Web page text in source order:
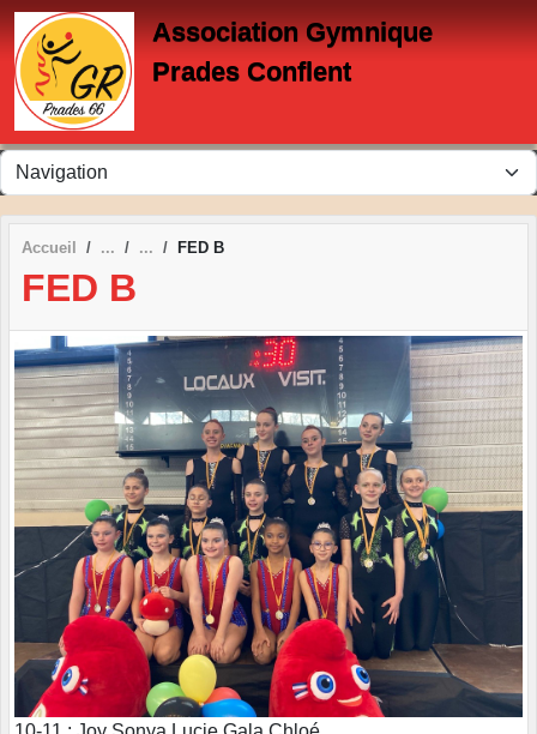
Association Gymnique
Prades Conflent
Accueil FED B
FED B
Panneau de gestion des cookies